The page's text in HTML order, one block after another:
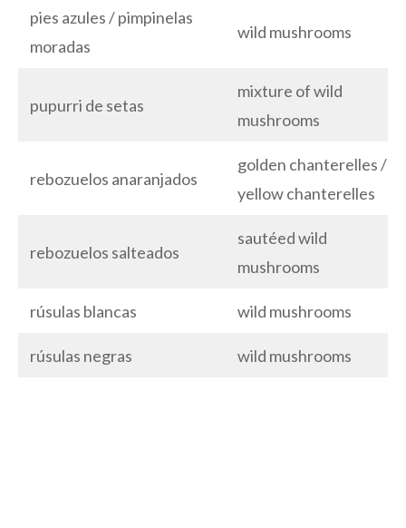
pies azules / pimpinelas
moradas
wild mushrooms
pupurri de setas
mixture of wild
mushrooms
rebozuelos anaranjados
golden chanterelles /
yellow chanterelles
rebozuelos salteados
sautéed wild
mushrooms
rúsulas blancas wild mushrooms
rúsulas negras wild mushrooms